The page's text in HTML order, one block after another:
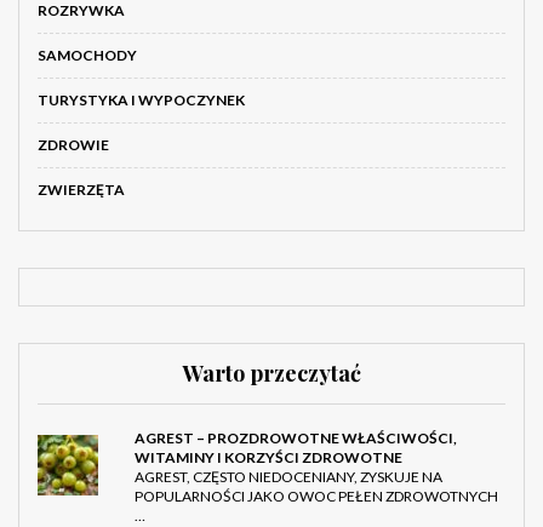
ROZRYWKA
SAMOCHODY
TURYSTYKA I WYPOCZYNEK
ZDROWIE
ZWIERZĘTA
Warto przeczytać
AGREST – PROZDROWOTNE WŁAŚCIWOŚCI,
WITAMINY I KORZYŚCI ZDROWOTNE
AGREST, CZĘSTO NIEDOCENIANY, ZYSKUJE NA
POPULARNOŚCI JAKO OWOC PEŁEN ZDROWOTNYCH
…